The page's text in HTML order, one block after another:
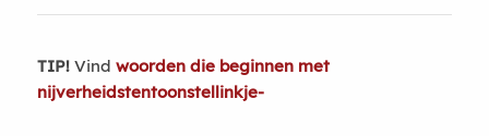
TIP!Vind woorden die beginnen met
nijverheidstentoonstellinkje-